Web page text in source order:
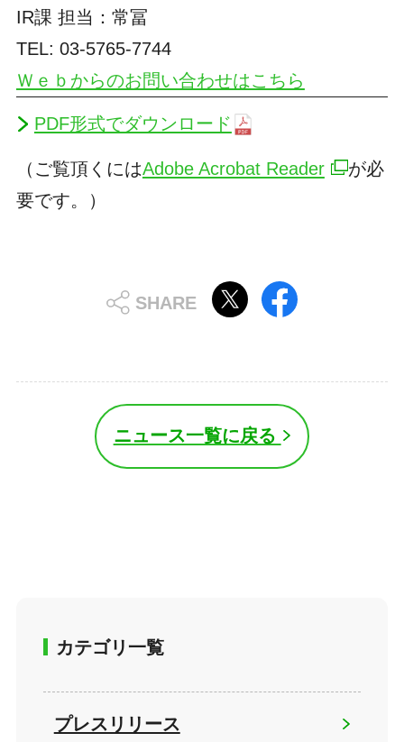
IR課 担当：常冨
TEL: 03-5765-7744
Ｗｅｂからのお問い合わせはこちら
PDF形式でダウンロード
（ご覧頂くにはAdobe Acrobat Reader
が必
要です。）
ニュース一覧に戻る
カテゴリ一覧
プレスリリース